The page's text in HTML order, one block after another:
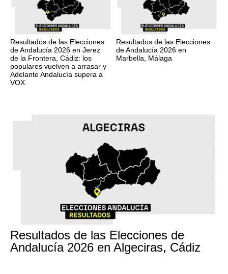
Resultados de las Elecciones
de Andalucía 2026 en Jerez
de la Frontera, Cádiz: los
populares vuelven a arrasar y
Adelante Andalucía supera a
VOX
Resultados de las Elecciones
de Andalucía 2026 en
Marbella, Málaga
Resultados de las Elecciones de
Andalucía 2026 en Algeciras, Cádiz